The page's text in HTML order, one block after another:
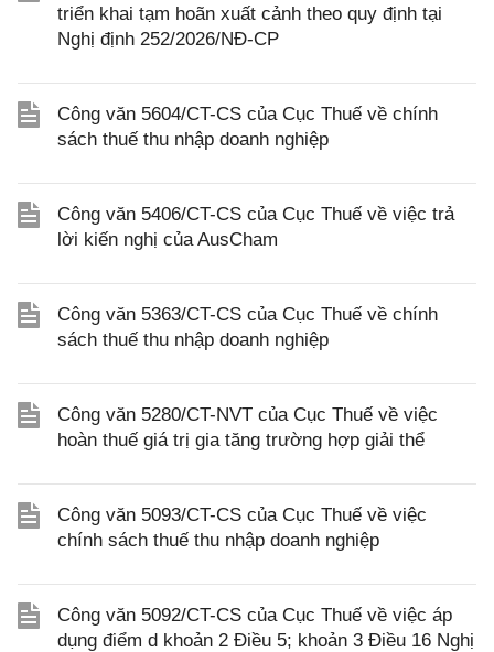
triển khai tạm hoãn xuất cảnh theo quy định tại
Nghị định 252/2026/NĐ-CP
Công văn 5604/CT-CS của Cục Thuế về chính
sách thuế thu nhập doanh nghiệp
Công văn 5406/CT-CS của Cục Thuế về việc trả
lời kiến nghị của AusCham
Công văn 5363/CT-CS của Cục Thuế về chính
sách thuế thu nhập doanh nghiệp
Công văn 5280/CT-NVT của Cục Thuế về việc
hoàn thuế giá trị gia tăng trường hợp giải thể
Công văn 5093/CT-CS của Cục Thuế về việc
chính sách thuế thu nhập doanh nghiệp
Công văn 5092/CT-CS của Cục Thuế về việc áp
dụng điểm d khoản 2 Điều 5; khoản 3 Điều 16 Nghị